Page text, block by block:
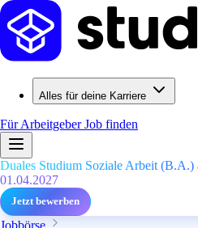
Alles für deine Karriere
Für ArbeitgeberJob finden
Duales Studium Soziale Arbeit (B.A.)
01.04.2027
Jetzt bewerben
Jobbörse